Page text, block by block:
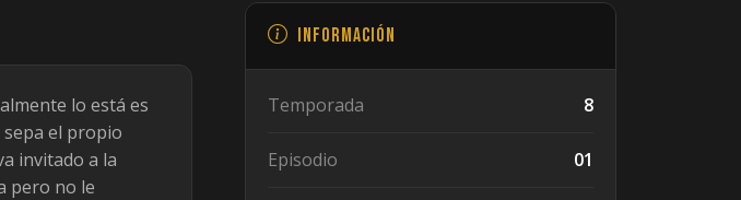
lo está es
sepa el propio
invitado a la
pero no le
Información
Temporada 8
Episodio 01